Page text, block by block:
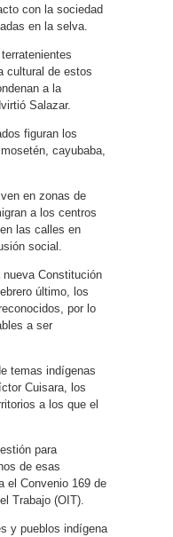
con la sociedad
en la selva.
cultural de estos
a la
Salazar.
figuran los
cayubaba,
en zonas de
a los centros
las calles en
social.
Constitución
último, los
por lo
a ser
temas indígenas
Cuisara, los
a los que el
para
de esas
el Convenio 169 de
Trabajo (OIT).
y pueblos indígena